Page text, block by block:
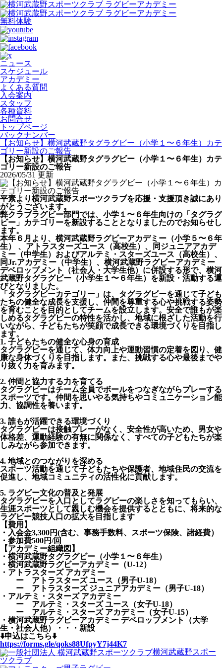
無料体験
ニュース
スケジュール
アカデミー
よくある質問
入会案内
スタッフ
各種資料
お問合せ
トップページ
バックナンバー
【お知らせ】横河武蔵野タグラグビー（小学１〜６年生）カテ
ゴリー新設のご報告
【お知らせ】横河武蔵野タグラグビー（小学１〜６年生）カテ
ゴリー新設のご報告
2026/05/31 更新
平素より横河武蔵野スポーツクラブを応援・支援頂き誠にあり
がとうございます。
弊クラブラグビー部門では、小学１〜６年生向けの「タグラグ
ビー」カテゴリーを新設することとなりましたのでお知らせし
ます。
本年６月より、横河武蔵野ラグビーアカデミー（小学５〜６年
生） 、アトラスターズユース（高校生）、同ジュニアアカデ
ミー（中学生）およびアルテミ・スターズユース（高校生）、
同Jr.アカデミー（中学生）、横河武蔵野ラグビーアカデミー
デベロップメント（社会人・大学生他）に併設する形で、横河
武蔵野タグラグビー（小学生１〜６年生）を新設・活動する運
びとなりました。
「タグラグビーカテゴリー」は、タグラグビーを通じて子ども
たちの健全な成長を支援し、仲間を尊重する心や挑戦する姿勢
を育むことを目的としてチームを設立します。安全で誰もが楽
しめるタグラグビーの特性を活かし、地域に根ざした活動を行
いながら、子どもたちが笑顔で成長できる環境づくりを目指し
ます。
1. 子どもたちの健全な心身の育成
タグラグビーを通じて、体力向上や運動習慣の定着を図り、健
康な身体づくりを目指します。また、挑戦する心や最後までや
り抜く力を育みます。
2. 仲間と協力する力を育てる
タグラグビーはチーム全員でボールをつなぎながらプレーする
スポーツです。仲間を思いやる気持ちやコミュニケーション能
力、協調性を養います。
3. 誰もが活躍できる環境づくり
タグラグビーは接触プレーがなく、安全性が高いため、男女や
体格差、運動経験の有無に関係なく、すべての子どもたちが楽
しみながら参加できます。
4. 地域とのつながりを深める
スポーツ活動を通じて子どもたちや保護者、地域住民の交流を
促進し、地域コミュニティの活性化に貢献します。
5. ラグビー文化の普及と発展
タグラグビーを入口としてラグビーの楽しさを知ってもらい、
生涯スポーツとして親しむ機会を提供するとともに、将来的な
ラグビー競技人口の拡大を目指します
【費用】
・入会金3,300円(含む、事務手数料、スポーツ保険、諸経費）
・参加費500円/回
【アカデミー組織図】
・横河武蔵野タグラグビー（小学１〜６年生）
・横河武蔵野ラグビーアカデミー（U-12）
・アトラスターズ アカデミー
ー アトラスターズ ユース（男子U-18）
ー アトラスターズ ジュニアアカデミー（男子U-18）
・アルテミ・スターズ アカデミー
ー アルテミ・スターズ ユース（女子U-18）
ー アルテミ・スターズ アカデミー（女子U-15）
・横河武蔵野ラグビーアカデミー デベロップメント（大学
生・社会人他）・・・新設
⬇️申込はこちら⬇️
https://forms.gle/qoks88UfpyY7j44K7
横河武蔵野スポー
ツクラブ